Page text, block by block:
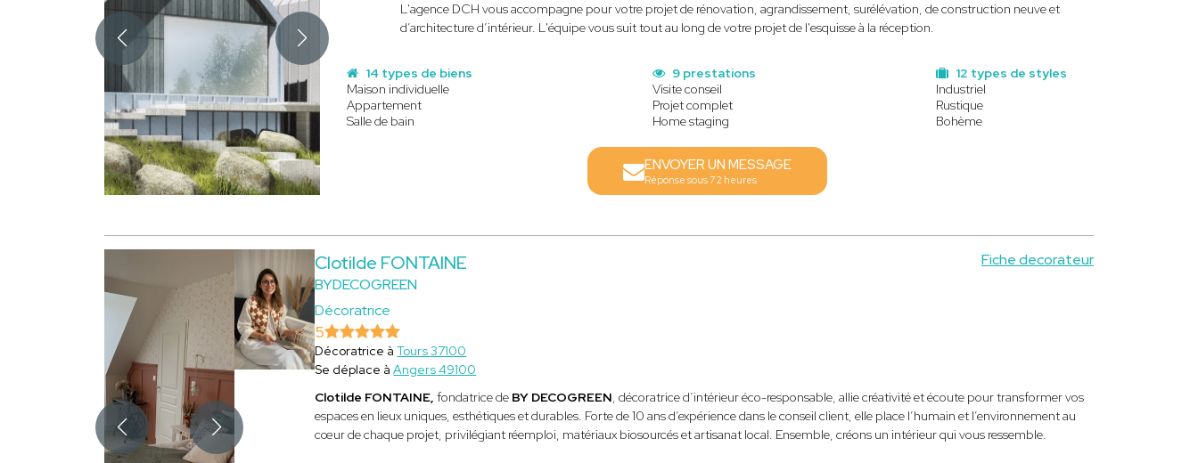
L'agence DCH vous accompagne pour votre projet de rénovation, agrandissement, surélévation, de construction neuve et
d’architecture d’intérieur. L'équipe vous suit tout au long de votre projet de l'esquisse à la réception.
14 types de biens
Maison individuelle
Appartement
Salle de bain
12 types de styles
Industriel
Rustique
Bohème
9 prestations
Visite conseil
Projet complet
Home staging
ENVOYER UN MESSAGE
Réponse sous 72 heures
Clotilde FONTAINE
BYDECOGREEN
Décoratrice
Fiche decorateur
5
Décoratrice àTours 37100
Se déplace àAngers 49100
Clotilde FONTAINE,fondatrice de BY DECOGREEN, décoratrice d’intérieur éco-responsable, allie créativité et écoute pour transformer vos
espaces en lieux uniques, esthétiques et durables. Forte de 10 ans d’expérience dans le conseil client, elle place l’humain et l’environnement au
cœur de chaque projet, privilégiant réemploi, matériaux biosourcés et artisanat local. Ensemble, créons un intérieur qui vous ressemble.